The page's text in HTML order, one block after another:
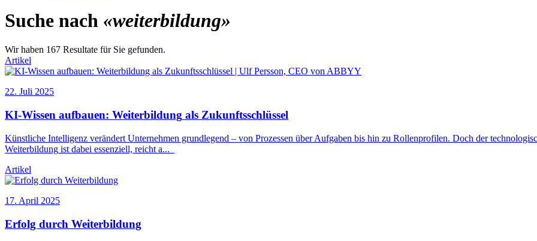
Suche nach «weiterbildung»
Wir haben 167 Resultate für Sie gefunden.
Artikel
22. Juli 2025
KI-Wissen aufbauen: Weiterbildung als Zukunftsschlüssel
Künstliche Intelligenz verändert Unternehmen grundlegend – von Prozessen über Aufgaben bis hin zu Rollenprofilen. Doch der
Weiterbildung ist dabei essenziell, reicht a...
Artikel
17. April 2025
Erfolg durch Weiterbildung